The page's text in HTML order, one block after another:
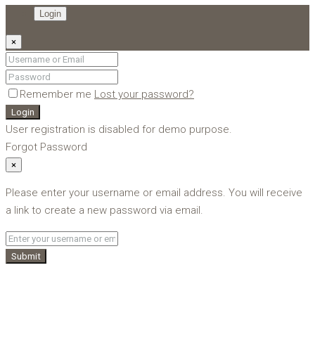
Login
×
Remember me Lost your password?
Login
User registration is disabled for demo purpose.
Forgot Password
×
Please enter your username or email address. You will receive
a link to create a new password via email.
Submit